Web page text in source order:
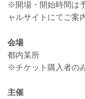
※開場・開始時間は
ャルサイトにてご案
会場
都内某所
※チケット購入者の
主催